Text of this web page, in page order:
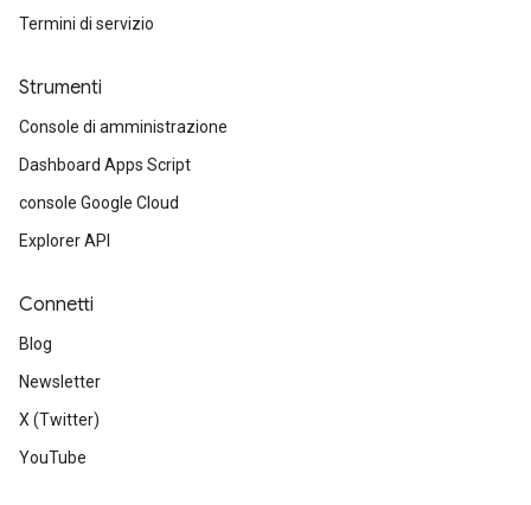
Termini di servizio
Strumenti
Console di amministrazione
Dashboard Apps Script
console Google Cloud
Explorer API
Connetti
Blog
Newsletter
X (Twitter)
YouTube